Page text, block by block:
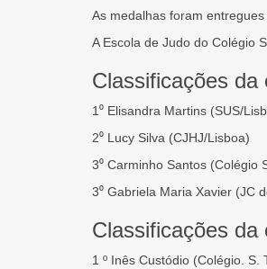
As medalhas foram
A Escola de Judo do Colégio
Classificações da
1⁰ Elisandra Martins (SUS/
2⁰ Lucy Silva (CJHJ/Lisboa)
3⁰ Carminho Santos (Colégio
3⁰ Gabriela Maria Xavier (JC
Classificações da
1 º Inês Custódio (Colégio. S.